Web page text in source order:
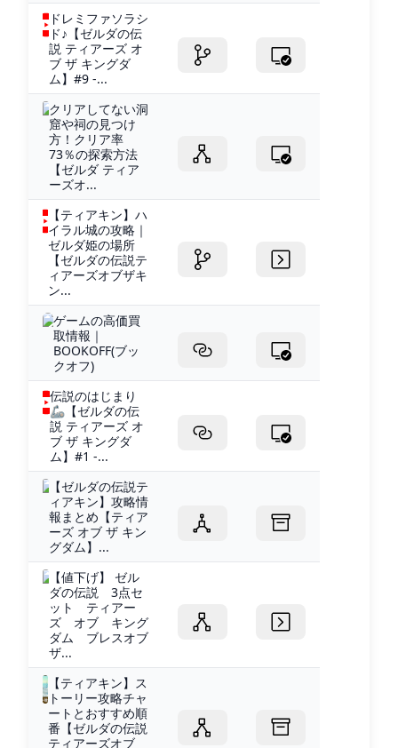
ドレミファソラシ
ド♪【ゼルダの伝
説 ティアーズ オ
ブ ザ キングダ
ム】#9 -...
クリアしてない洞
窟や祠の見つけ
方！クリア率
73％の探索方法
【ゼルダ ティア
ーズオ...
【ティアキン】ハ
イラル城の攻略｜
ゼルダ姫の場所
【ゼルダの伝説テ
ィアーズオブザキ
ン...
ゲームの高価買
取情報｜
BOOKOFF(ブッ
クオフ)
伝説のはじまり
🦾【ゼルダの伝
説 ティアーズ オ
ブ ザ キングダ
ム】#1 -...
【ゼルダの伝説テ
ィアキン】攻略情
報まとめ【ティア
ーズ オブ ザ キン
グダム】...
【値下げ】 ゼル
ダの伝説 3点セ
ット ティアー
ズ オブ キング
ダム ブレスオブ
ザ...
【ティアキン】ス
トーリー攻略チャ
ートとおすすめ順
番【ゼルダの伝説
ティアーズオブ